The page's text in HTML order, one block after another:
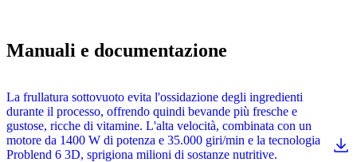
Manuali e documentazione
La frullatura sottovuoto evita l'ossidazione degli ingredienti
durante il processo, offrendo quindi bevande più fresche e
gustose, ricche di vitamine. L'alta velocità, combinata con un
motore da 1400 W di potenza e 35.000 giri/min e la tecnologia
Problend 6 3D, sprigiona milioni di sostanze nutritive.